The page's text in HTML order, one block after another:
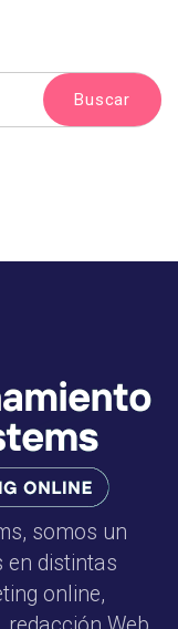
somos un
en distintas
online,